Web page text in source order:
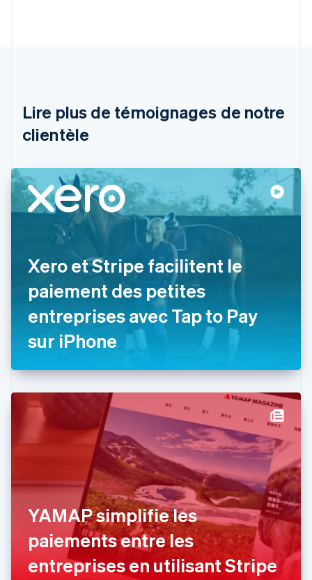
Lire plus de témoignages de notre
clientèle
Xero et Stripe facilitent le
paiement des petites
entreprises avec Tap to Pay
sur iPhone
YAMAP simplifie les
paiements entre les
entreprises en utilisant Stripe
Brésil
PortuguêsEnglish
Bulgarie
English Français
Chine continentale
简体中文English
Chypre
English
Croatie
Italiano
Danemark
English
Émirats arabes unis
English
Espagne
Español English
English
États-Unis
简体中文
Finlande
EnglishSvenska
English
English
English
Hongrie
English
Inde
English